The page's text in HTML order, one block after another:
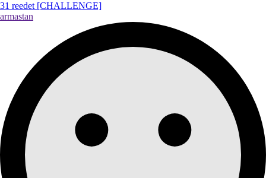
31 reedet [CHALLENGE]
armastan